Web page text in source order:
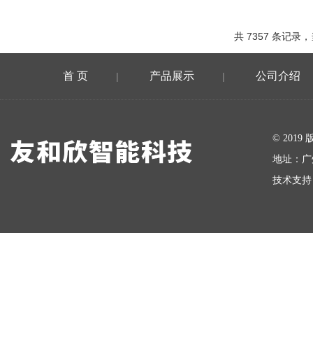
共 7357 条记录
首 页 | 产品展示 | 公司介绍
© 2019
地址：
技术支